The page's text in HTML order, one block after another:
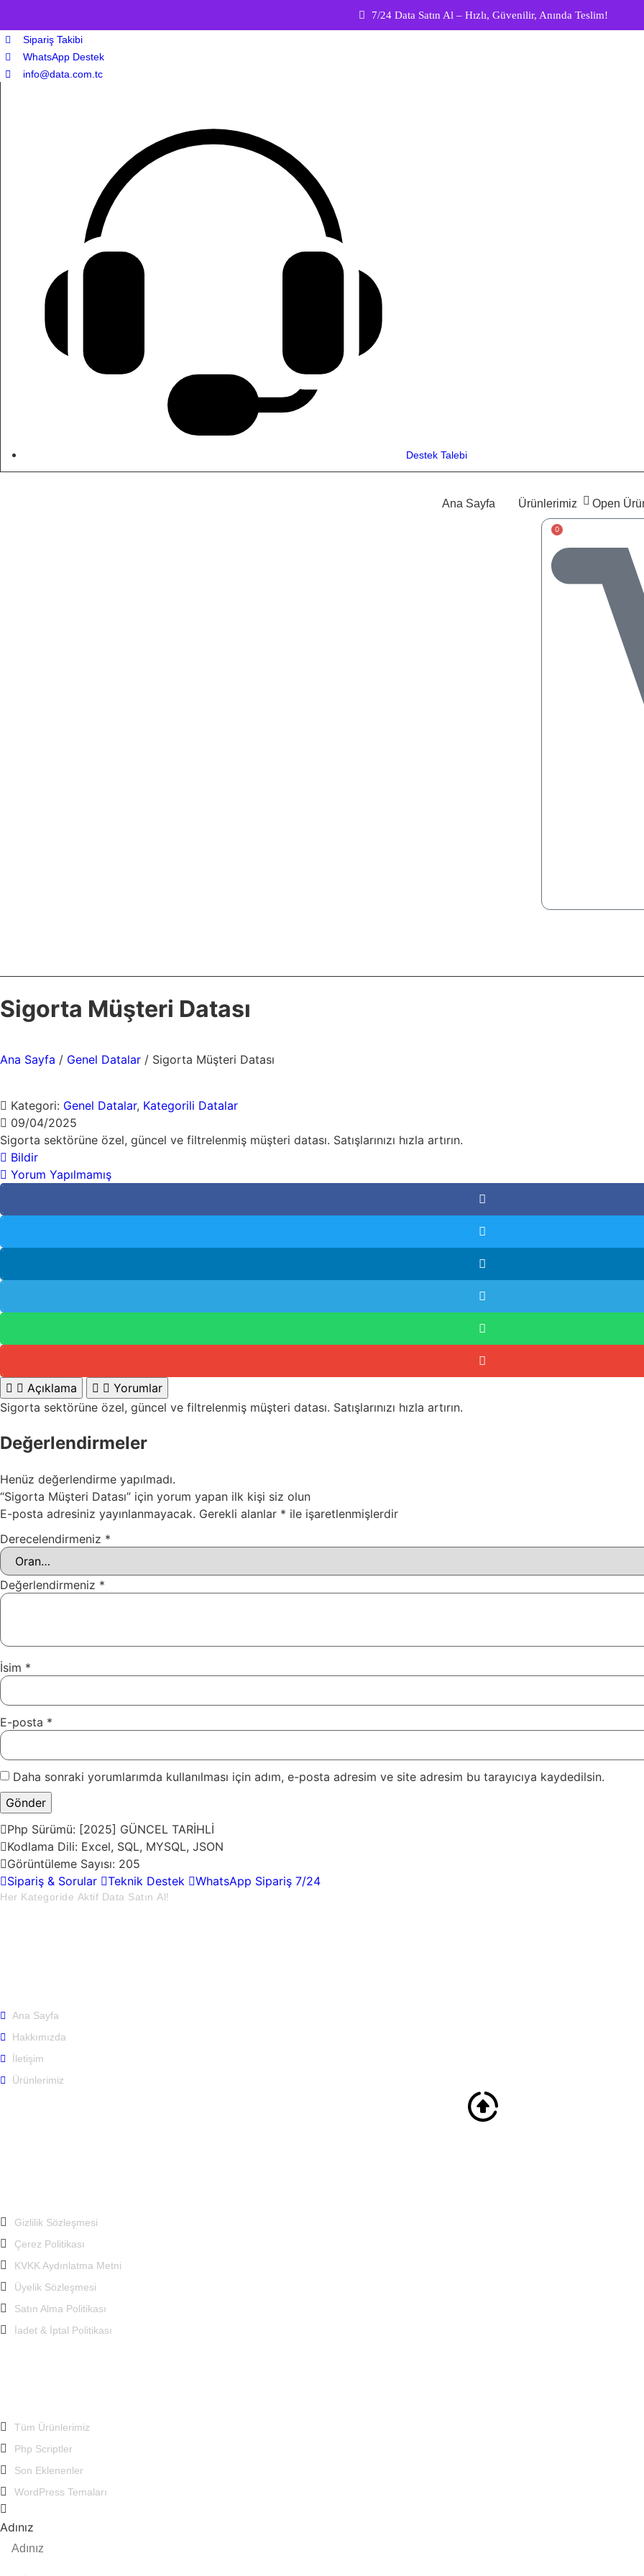
7/24 Data Satın Al – Hızlı, Güvenilir, Anında Teslim!
Sipariş Takibi
WhatsApp Destek
info@data.com.tc
Destek Talebi
Ana Sayfa Ürünlerimiz Open
0
Sigorta Müşteri Datası
Ana Sayfa / Genel Datalar / Sigorta Müşteri Datası
Kategori: Genel Datalar, Kategorili Datalar
09/04/2025
Sigorta sektörüne özel, güncel ve filtrelenmiş müşteri datası. Satışlarınızı hızla artırın.
Bildir
Yorum Yapılmamış
Açıklama
Yorumlar
Sigorta sektörüne özel, güncel ve filtrelenmiş müşteri datası. Satışlarınızı hızla artırın.
Değerlendirmeler
Henüz değerlendirme yapılmadı.
“Sigorta Müşteri Datası” için yorum yapan ilk kişi siz olun
E-posta adresiniz yayınlanmayacak. Gerekli alanlar * ile işaretlenmişlerdir
Derecelendirmeniz *
Değerlendirmeniz *
İsim *
E-posta *
Daha sonraki yorumlarımda kullanılması için adım, e-posta adresim ve site adresim bu tarayıcıya kaydedilsin.
Php Sürümü: [2025] GÜNCEL TARİHLİ
Kodlama Dili: Excel, SQL, MYSQL, JSON
Görüntüleme Sayısı: 205
Sipariş & Sorular
Teknik Destek WhatsApp Sipariş 7/24
Her Kategoride Aktif Data Satın Al!
Ana Sayfa
Hakkımızda
İletişim
Ürünlerimiz
Gizlilik Sözleşmesi
Çerez Politikası
KVKK Aydınlatma Metni
Üyelik Sözleşmesi
Satın Alma Politikası
İadet & İptal Politikası
Tüm Ürünlerimiz
Php Scriptler
Son Eklenenler
WordPress Temaları
Adınız